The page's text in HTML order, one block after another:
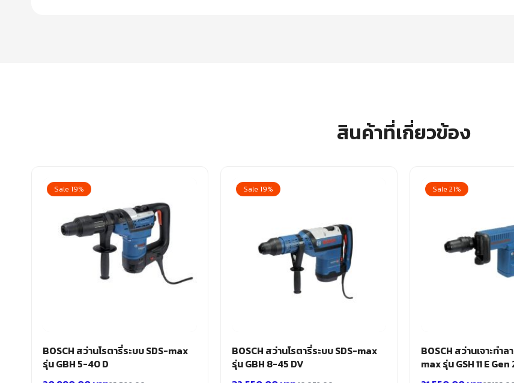
สินค้าที่เกี่ยวข้อง
Sale 19%
BOSCH สว่านโรตารี่ระบบ SDS-max
รุ่น GBH 5-40 D
Sale 19%
BOSCH สว่านโรตารี่ระบบ SDS-max
รุ่น GBH 8-45 DV
Sale 21%
BOSCH สว่านเจาะทำล
max รุ่น GSH 11 E Gen